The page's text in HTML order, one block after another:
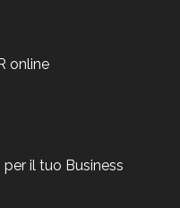
online
il tuo Business